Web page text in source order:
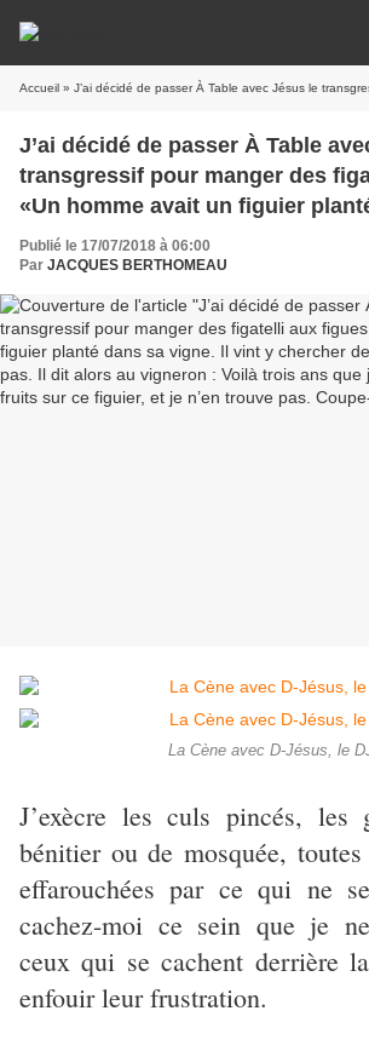
Accueil » J’ai décidé de passer À Table avec Jésus le transgressif pour manger des figatelli aux figues «Un homme avait un figuier planté dans sa vigne. Il vint y chercher des fruits et n’en trouva pas. Il dit alors au
J’ai décidé de passer À Table
transgressif pour manger des
«Un homme avait un figuier
vigne. Il vint y chercher des fruits
pas. Il dit alors au vigneron :
je viens chercher des fruits sur
n’en trouve pas. Coupe-le ! »
Publié le 17/07/2018 à 06:00
Par JACQUES BERTHOMEAU
La Cène avec D-Jésus, le
J’exècre les culs pincés, les
bénitier ou de mosquée, toutes
effarouchées par ce qui ne
cachez-moi ce sein que je
ceux qui se cachent derrière
enfouir leur frustration.